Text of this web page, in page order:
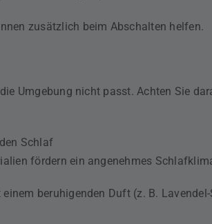
zusätzlich beim Abschalten helfen.
Umgebung nicht passt. Achten Sie
Schlaf
fördern ein angenehmes
beruhigenden Duft (z. B.